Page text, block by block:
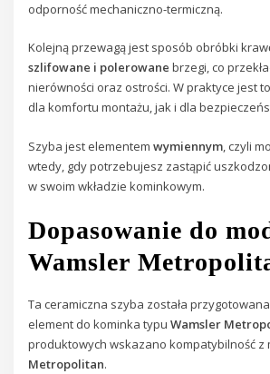
odporność mechaniczno-termiczną.
Kolejną przewagą jest sposób obróbki
szlifowane i polerowane brzegi, co
nierówności oraz ostrości. W praktyce jest
dla komfortu montażu, jak i dla
Szyba jest elementemwymiennym, czyli
wtedy, gdy potrzebujesz zastąpić
w swoim wkładzie kominkowym.
Dopasowanie do
Wamsler
Ta ceramiczna szyba została
element do kominka typuWamsler
produktowych wskazano kompatybilność z
Metropolitan.